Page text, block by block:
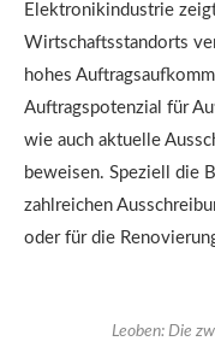
Elektronikindustrie
Wirtschaftsstandorts
hohes
Auftragspotenzial für
wie auch aktuelle
beweisen. Speziell die
zahlreichen
oder für die
Leoben: Die